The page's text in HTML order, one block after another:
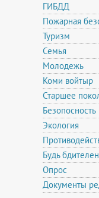
ГИБДД
Пожарная
Туризм
Семья
Молодежь
Коми войтыр
Старшее
Безопосность
Экология
Будь
Опрос
Документы